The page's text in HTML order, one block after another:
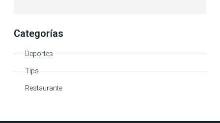
Categorías
Deportes
Tips
Restaurante